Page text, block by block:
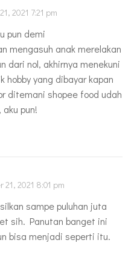
2021 7:21 pm
pun demi
mengasuh anak merelakan
dari nol, akhirnya menekuni
hobby yang dibayar kapan
ditemani shopee food udah
pun!
21, 2021 8:01 pm
sampe puluhan juta
sih. Panutan banget ini
bisa menjadi seperti itu.